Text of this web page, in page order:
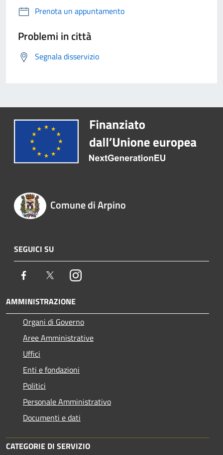
Prenota un appuntamento
Problemi in città
Segnala disservizio
Comune di Arpino
SEGUICI SU
Facebook TwitterInstagram
AMMINISTRAZIONE
Organi di Governo
Aree Amministrative
Uffici
Enti e fondazioni
Politici
Personale Amministrativo
Documenti e dati
CATEGORIE DI SERVIZIO